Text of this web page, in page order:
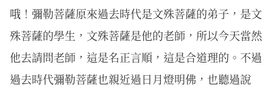
哦！彌勒菩薩原來過去時代是文殊菩薩的弟子，是文
殊菩薩的學生，文殊菩薩是他的老師，所以今天當然
他去請問老師，這是名正言順，這是合道理的。不過
過去時代彌勒菩薩也親近過日月燈明佛，也聽過說